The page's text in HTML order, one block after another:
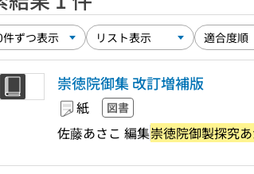
崇徳院御集 改訂増補版
紙 図書
佐藤あさこ 編集崇徳院御製探究